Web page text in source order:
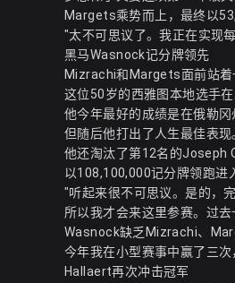
Margets乘势而上，最终以
"太不可思议了。我正在实现
黑马Wasnock记分牌领先
Mizrachi和Margets面前站着
这位50岁的西雅图本地选手
他今年最好的成绩是在俄勒
但随后他打出了人生最佳表
他还淘汰了第12名的Joseph
以108,100,000记分牌领跑进
"听起来很不可思议。是的，
所以我才会来这里参赛。过
Wasnock缺乏Mizrachi、
今年我在小型赛事中赢了三
Hallaert再次冲击冠军